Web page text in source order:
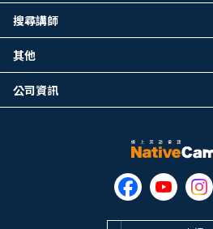
搜尋講師
其他
公司資訊